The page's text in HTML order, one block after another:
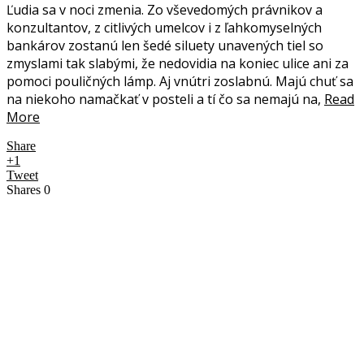
Ľudia sa v noci zmenia. Zo vševedomých právnikov a
konzultantov, z citlivých umelcov i z ľahkomyselných
bankárov zostanú len šedé siluety unavených tiel so
zmyslami tak slabými, že nedovidia na koniec ulice ani za
pomoci pouličných lámp. Aj vnútri zoslabnú. Majú chuť sa
na niekoho namačkať v posteli a tí čo sa nemajú na, Read
More
Share
+1
Tweet
Shares 0